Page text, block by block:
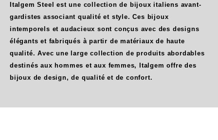
Italgem Steel est une collection de bijoux italiens avant-
gardistes associant qualité et style. Ces bijoux
intemporels et audacieux sont conçus avec des designs
élégants et fabriqués à partir de matériaux de haute
qualité. Avec une large collection de produits abordables
destinés aux hommes et aux femmes, Italgem offre des
bijoux de design, de qualité et de confort.